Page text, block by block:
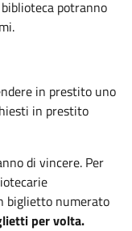
potranno
in prestito uno
in prestito
di vincere. Per
biglietto numerato
per volta.